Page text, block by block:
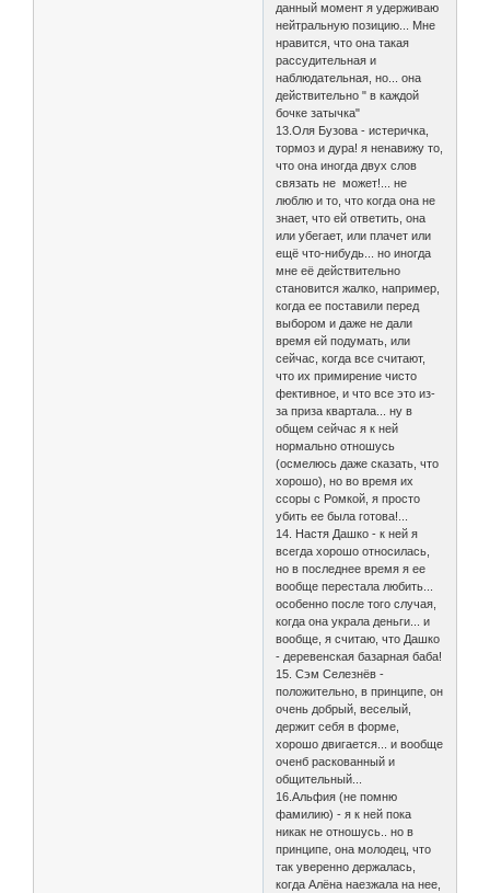
данный момент я удерживаю
нейтральную позицию... Мне
нравится, что она такая
рассудительная и
наблюдательная, но... она
действительно " в каждой
бочке затычка"
13.Оля Бузова - истеричка,
тормоз и дура! я ненавижу то,
что она иногда двух слов
связать не может!... не
люблю и то, что когда она не
знает, что ей ответить, она
или убегает, или плачет или
ещё что-нибудь... но иногда
мне её действительно
становится жалко, например,
когда ее поставили перед
выбором и даже не дали
время ей подумать, или
сейчас, когда все считают,
что их примирение чисто
фективное, и что все это из-
за приза квартала... ну в
общем сейчас я к ней
нормально отношусь
(осмелюсь даже сказать, что
хорошо), но во время их
ссоры с Ромкой, я просто
убить ее была готова!...
14. Настя Дашко - к ней я
всегда хорошо относилась,
но в последнее время я ее
вообще перестала любить...
особенно после того случая,
когда она украла деньги... и
вообще, я считаю, что Дашко
- деревенская базарная баба!
15. Сэм Селезнёв -
положительно, в принципе, он
очень добрый, веселый,
держит себя в форме,
хорошо двигается... и вообще
оченб раскованный и
общительный...
16.Альфия (не помню
фамилию) - я к ней пока
никак не отношусь.. но в
принципе, она молодец, что
так уверенно держалась,
когда Алёна наезжала на нее,